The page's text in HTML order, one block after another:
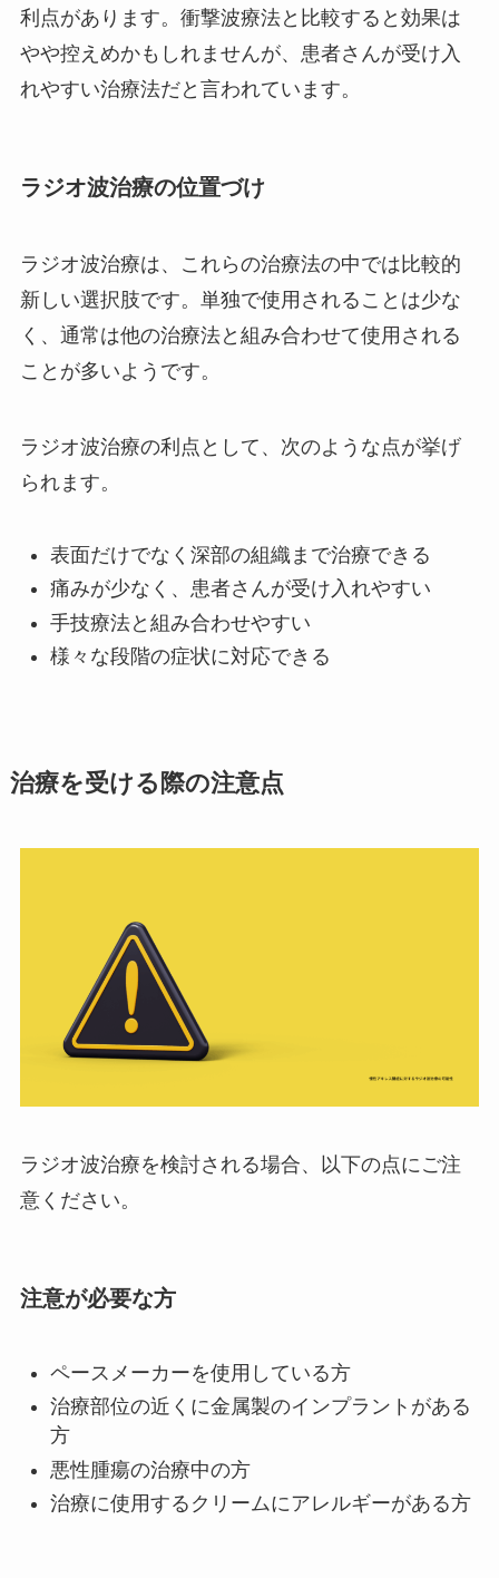
利点があります。衝撃波療法と比較すると効果は
やや控えめかもしれませんが、患者さんが受け入
れやすい治療法だと言われています。
ラジオ波治療の位置づけ
ラジオ波治療は、これらの治療法の中では比較的
新しい選択肢です。単独で使用されることは少な
く、通常は他の治療法と組み合わせて使用される
ことが多いようです。
ラジオ波治療の利点として、次のような点が挙げ
られます。
表面だけでなく深部の組織まで治療できる
痛みが少なく、患者さんが受け入れやすい
手技療法と組み合わせやすい
様々な段階の症状に対応できる
治療を受ける際の注意点
ラジオ波治療を検討される場合、以下の点にご注
意ください。
注意が必要な方
ペースメーカーを使用している方
治療部位の近くに金属製のインプラントがある
方
悪性腫瘍の治療中の方
治療に使用するクリームにアレルギーがある方